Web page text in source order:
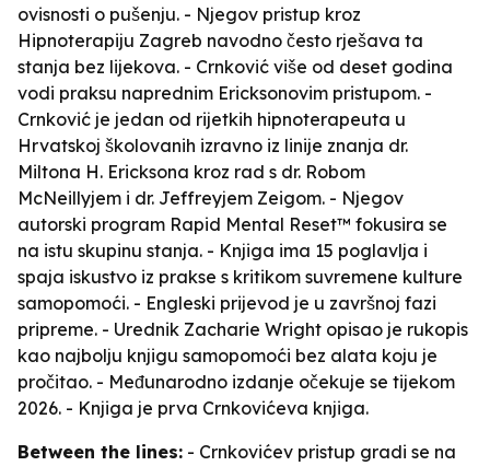
ovisnosti o pušenju. - Njegov pristup kroz
Hipnoterapiju Zagreb navodno često rješava ta
stanja bez lijekova. - Crnković više od deset godina
vodi praksu naprednim Ericksonovim pristupom. -
Crnković je jedan od rijetkih hipnoterapeuta u
Hrvatskoj školovanih izravno iz linije znanja dr.
Miltona H. Ericksona kroz rad s dr. Robom
McNeillyjem i dr. Jeffreyjem Zeigom. - Njegov
autorski program Rapid Mental Reset™ fokusira se
na istu skupinu stanja. - Knjiga ima 15 poglavlja i
spaja iskustvo iz prakse s kritikom suvremene kulture
samopomoći. - Engleski prijevod je u završnoj fazi
pripreme. - Urednik Zacharie Wright opisao je rukopis
kao najbolju knjigu samopomoći bez alata koju je
pročitao. - Međunarodno izdanje očekuje se tijekom
2026. - Knjiga je prva Crnkovićeva knjiga.
Between the lines: - Crnkovićev pristup gradi se na